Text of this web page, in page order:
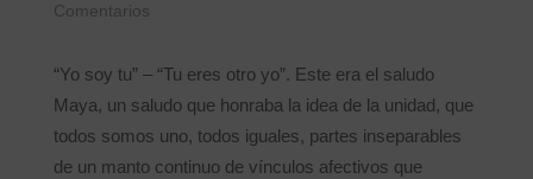
Comentarios
“Yo soy tu” – “Tu eres otro yo”. Este era el saludo
Maya, un saludo que honraba la idea de la unidad, que
todos somos uno, todos iguales, partes inseparables
de un manto continuo de vínculos afectivos que